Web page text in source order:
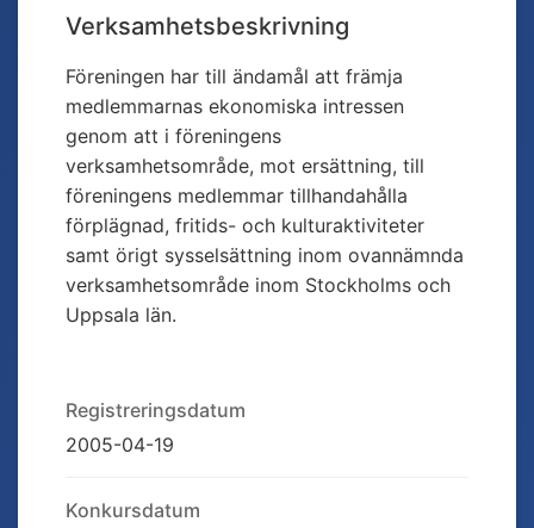
Verksamhetsbeskrivning
Föreningen har till ändamål att främja
medlemmarnas ekonomiska intressen
genom att i föreningens
verksamhetsområde, mot ersättning, till
föreningens medlemmar tillhandahålla
förplägnad, fritids- och kulturaktiviteter
samt örigt sysselsättning inom ovannämnda
verksamhetsområde inom Stockholms och
Uppsala län.
Registreringsdatum
2005-04-19
Konkursdatum